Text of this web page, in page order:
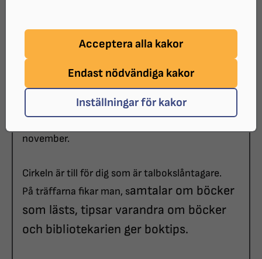
Acceptera alla kakor
Endast nödvändiga kakor
Inställningar för kakor
Vallentuna bibliotek
Vallentuna bibliotek anordnar en talbokscirkel
en gång i månaden på måndagar klockan 14.00 -
november.
Cirkeln är till för dig som är talbokslåntagare.
På träffarna fikar man, samtalar om böcker
som lästs, tipsar varandra om böcker
och bibliotekarien ger boktips.